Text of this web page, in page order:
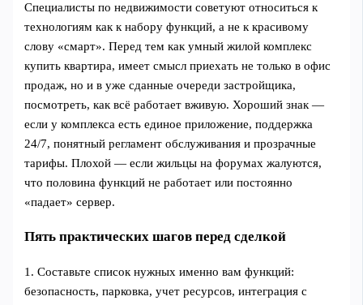
Специалисты по недвижимости советуют относиться к
технологиям как к набору функций, а не к красивому
слову «смарт». Перед тем как умный жилой комплекс
купить квартира, имеет смысл приехать не только в офис
продаж, но и в уже сданные очереди застройщика,
посмотреть, как всё работает вживую. Хороший знак —
если у комплекса есть единое приложение, поддержка
24/7, понятный регламент обслуживания и прозрачные
тарифы. Плохой — если жильцы на форумах жалуются,
что половина функций не работает или постоянно
«падает» сервер.
Пять практических шагов перед сделкой
1. Составьте список нужных именно вам функций:
безопасность, парковка, учет ресурсов, интеграция с